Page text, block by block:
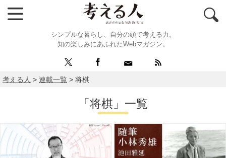
シンプルな暮らし、自分の頭で考える力。
知の楽しみにあふれたWebマガジン。
考える人 > 連載一覧 > 将棋
「将棋」一覧